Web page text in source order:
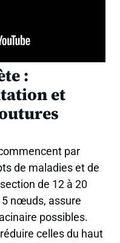
:
et
par
de maladies et de
de 12 à 20
nœuds, assure
possibles.
celles du haut